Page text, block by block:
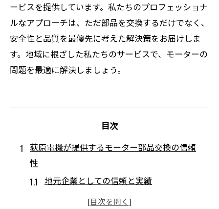
ービスを提供しています。私たちのプロフェッショナ
ルなアプローチは、ただ部品を交換するだけでなく、
安全性と品質を最優先に考えた解決策をお届けしま
す。地域に根ざした私たちのサービスで、モーターの
問題を最適に解決しましょう。
目次
荻原電機が提供するモーター部品交換の信頼
性
地元企業としての信頼と実績
品質管理への徹底したこだわり